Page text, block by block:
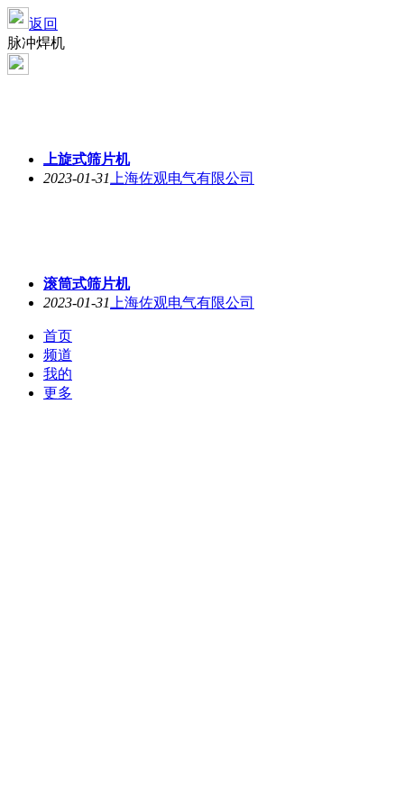
返回
脉冲焊机
上旋式筛片机
2023-01-31 上海佐观电气有限公司
滚筒式筛片机
2023-01-31 上海佐观电气有限公司
首页
频道
我的
更多